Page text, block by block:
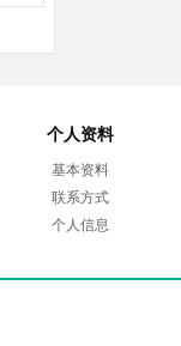
个人资料
基本资料
联系方式
个人信息